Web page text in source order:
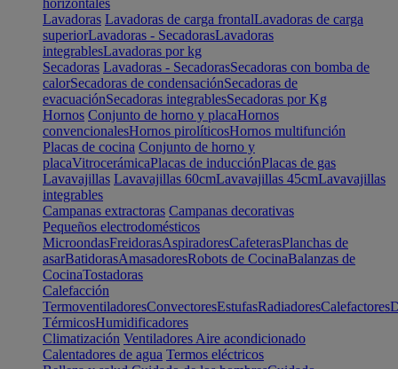
horizontales
Lavadoras Lavadoras de carga frontalLavadoras de carga
superiorLavadoras - SecadorasLavadoras
integrablesLavadoras por kg
Secadoras Lavadoras - SecadorasSecadoras con bomba de
calorSecadoras de condensaciónSecadoras de
evacuaciónSecadoras integrablesSecadoras por Kg
Hornos Conjunto de horno y placaHornos
convencionalesHornos pirolíticosHornos multifunción
Placas de cocina Conjunto de horno y
placaVitrocerámicaPlacas de inducciónPlacas de gas
Lavavajillas Lavavajillas 60cmLavavajillas 45cmLavavajillas
integrables
Campanas extractoras Campanas decorativas
Pequeños electrodomésticos
MicroondasFreidorasAspiradoresCafeterasPlanchas de
asarBatidorasAmasadoresRobots de CocinaBalanzas de
CocinaTostadoras
Calefacción
TermoventiladoresConvectoresEstufasRadiadoresCalefactores
TérmicosHumidificadores
Climatización Ventiladores Aire acondicionado
Calentadores de agua Termos eléctricos